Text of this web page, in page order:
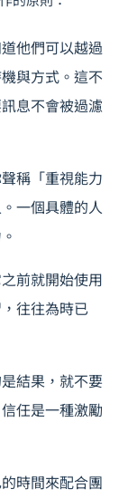
他們可以越過
與方式。這不
息不會被過濾
稱「重視能力
一個具體的人
前就開始使用
往往為時已
結果，就不要
任是一種激勵
時間來配合團